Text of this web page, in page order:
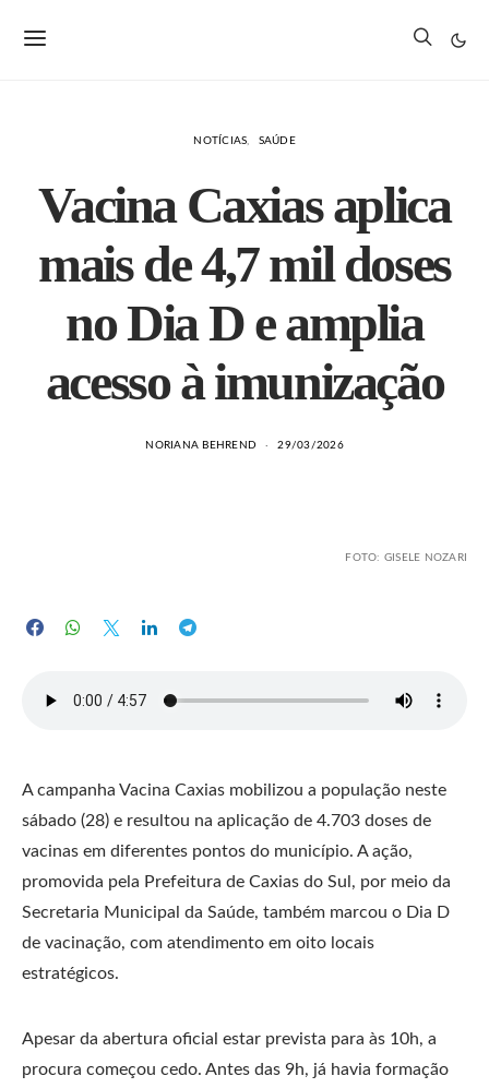
NOTÍCIAS SAÚDE
Vacina Caxias aplica
mais de 4,7 mil doses
no Dia D e amplia
acesso à imunização
NORIANA BEHREND 29/03/2026
FOTO: GISELE NOZARI
A campanha Vacina Caxias mobilizou a população neste
sábado (28) e resultou na aplicação de 4.703 doses de
vacinas em diferentes pontos do município. A ação,
promovida pela Prefeitura de Caxias do Sul, por meio da
Secretaria Municipal da Saúde, também marcou o Dia D
de vacinação, com atendimento em oito locais
estratégicos.
Apesar da abertura oficial estar prevista para às 10h, a
procura começou cedo. Antes das 9h, já havia formação